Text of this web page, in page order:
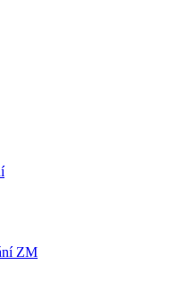
ZM